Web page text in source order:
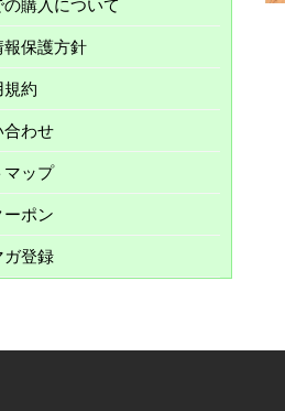
購入について
報保護方針
規約
合わせ
マップ
ポン
ガ登録